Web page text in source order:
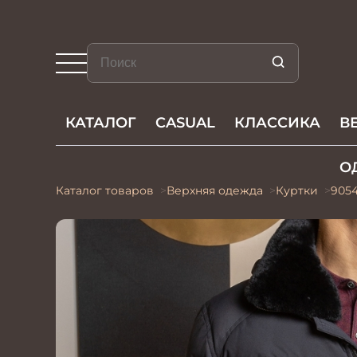
КАТАЛОГ CASUAL КЛАССИКА
Каталог товаров Верхняя одежда Куртки